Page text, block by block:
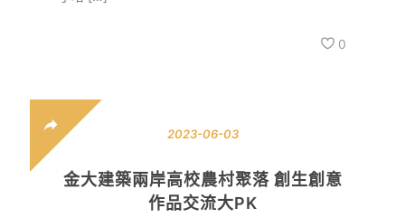
0
2023-06-03
金大建築兩岸高校農村聚落 創生創意
作品交流大PK